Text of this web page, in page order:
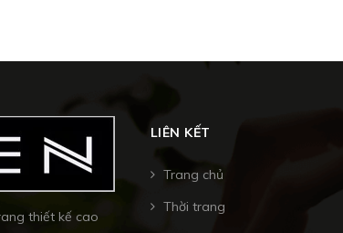
thiết kế cao
LIÊN KẾT
Trang chủ
Thời trang